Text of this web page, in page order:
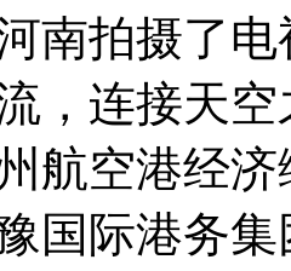
南拍摄了
，连接天
航空港经
国际港务